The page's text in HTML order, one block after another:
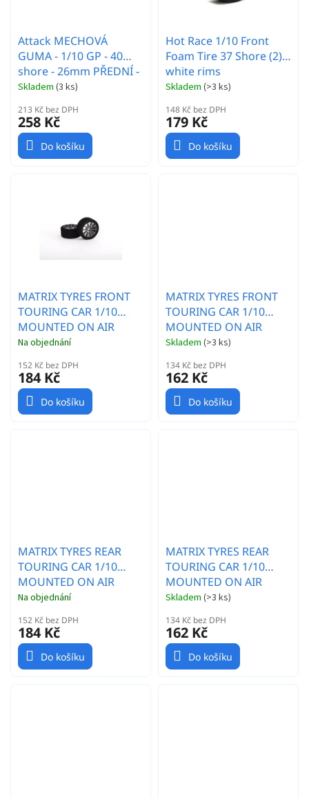
ů
Attack MECHOVÁ
GUMA - 1/10 GP - 40
shore - 26mm PŘEDNÍ -
Carbon disk - 2 ks.
Skladem (3 ks)
213 Kč bez DPH
258 Kč
Do košíku
Hot Race 1/10 Front
Foam Tire 37 Shore (2) -
white rims
Skladem (>3 ks)
148 Kč bez DPH
179 Kč
Do košíku
MATRIX TYRES FRONT
TOURING CAR 1/10
MOUNTED ON AIR
CARBON RIMS (37
Na objednání
152 Kč bez DPH
184 Kč
Do košíku
MATRIX TYRES FRONT
TOURING CAR 1/10
MOUNTED ON AIR
CARBON RIMS (35
Skladem (>3 ks)
134 Kč bez DPH
162 Kč
Do košíku
MATRIX TYRES REAR
TOURING CAR 1/10
MOUNTED ON AIR
CARBON RIMS (40
Na objednání
152 Kč bez DPH
184 Kč
Do košíku
MATRIX TYRES REAR
TOURING CAR 1/10
MOUNTED ON AIR
CARBON RIMS (37
Skladem (>3 ks)
134 Kč bez DPH
162 Kč
Do košíku